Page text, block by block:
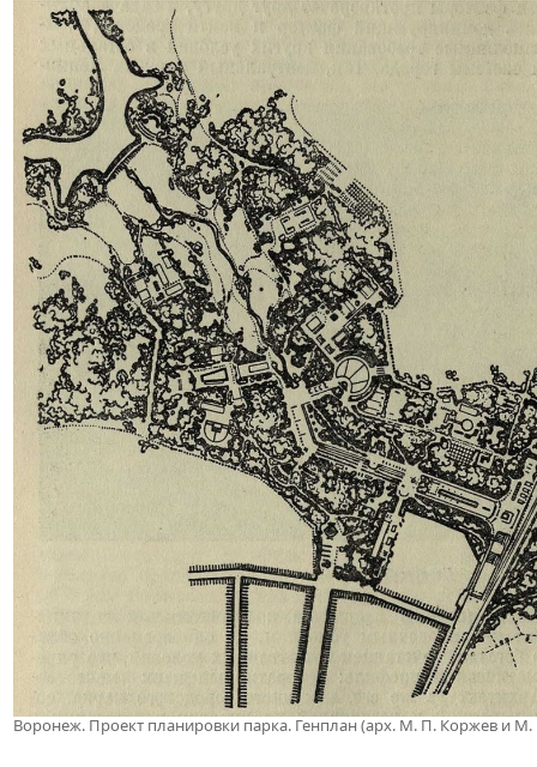
Воронеж. Проект планировки парка. Генплан (арх. М. П. Коржев и М.